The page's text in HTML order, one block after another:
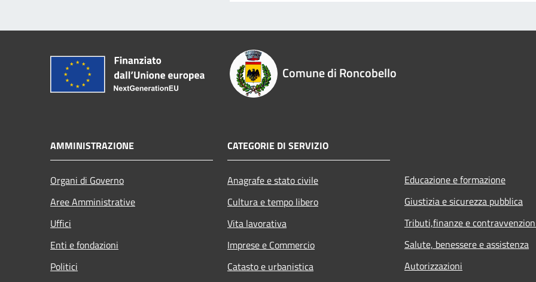
Comune di Roncobello
AMMINISTRAZIONE
Organi di Governo
Aree Amministrative
Uffici
Enti e fondazioni
Politici
CATEGORIE DI SERVIZIO
Anagrafe e stato civile
Cultura e tempo libero
Vita lavorativa
Imprese e Commercio
Catasto e urbanistica
Educazione e formazione
Giustizia e sicurezza pubblica
Tributi,finanze e
Salute, benessere e assistenza
Autorizzazioni